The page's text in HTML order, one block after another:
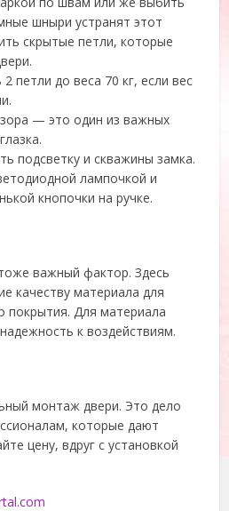
шныри устранят этот
скрытые петли, которые
петли до веса 70 кг, если вес
— это один из важных
подсветку и скважины замка.
лампочкой и
кнопочки на ручке.
важный фактор. Здесь
качеству материала для
покрытия. Для материала
к воздействиям.
монтаж двери. Это дело
которые дают
цену, вдруг с установкой